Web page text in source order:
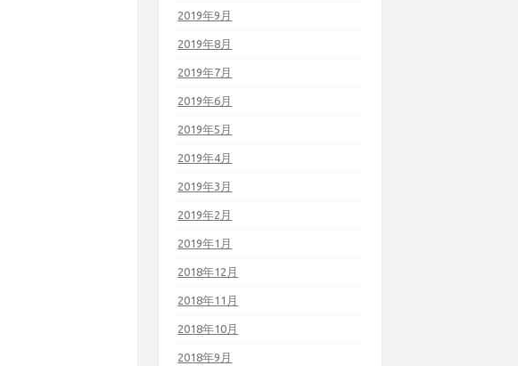
2019年9月
2019年8月
2019年7月
2019年6月
2019年5月
2019年4月
2019年3月
2019年2月
2019年1月
2018年12月
2018年11月
2018年10月
2018年9月